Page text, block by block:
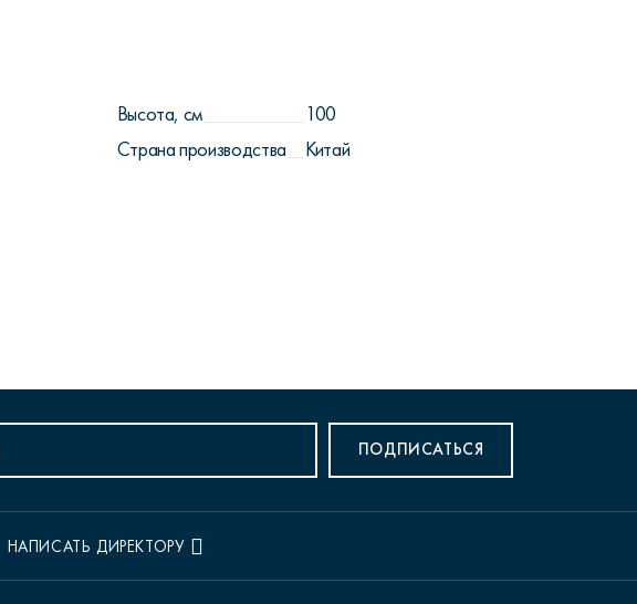
Высота, см
100
Страна производства
Китай
ПОДПИСАТЬСЯ
НАПИСАТЬ ДИРЕКТОРУ